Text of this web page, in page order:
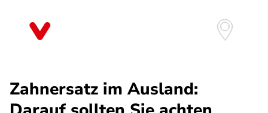
Zahnersatz im Ausland: